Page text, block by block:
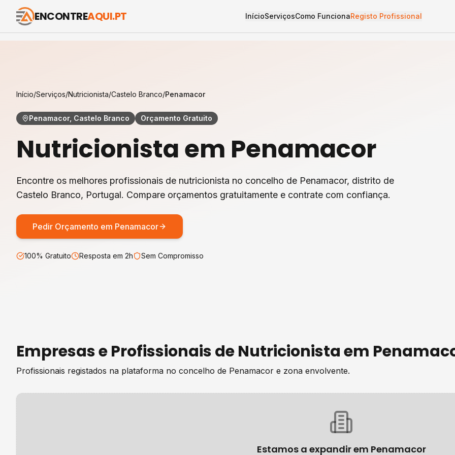
ENCONTREAQUI.PT InícioServiçosComo FuncionaRegisto Profissional
Início/Serviços/Nutricionista/Castelo Branco/Penamacor
Penamacor, Castelo Branco Orçamento Gratuito
Nutricionistaem Penamacor
Encontre os melhores profissionais de nutricionista no concelho de Penamacor, distrito de
Castelo Branco, Portugal. Compare orçamentos gratuitamente e contrate com confiança.
Pedir Orçamento em Penamacor
100% Gratuito Resposta em 2h Sem Compromisso
Empresas e Profissionais deNutricionistaem
Profissionais registados na plataforma no concelho de Penamacor e zona envolvente.
Estamos a expandir em Penamacor